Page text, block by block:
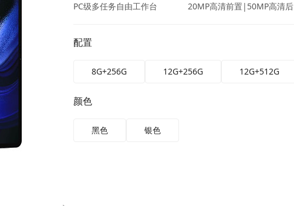
PC级多任务自由工作台
20MP高清前置|50MP高清后
配置
8G+256G 12G+256G 12G+512G
颜色
黑色 银色